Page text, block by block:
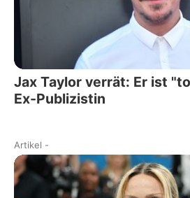
Jax Taylor verrät: Er ist
Ex-Publizistin
Artikel -